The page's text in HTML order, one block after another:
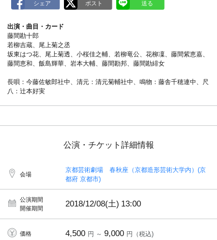
出演・曲目・カード
藤間勘十郎
若柳吉蔵、尾上菊之丞
坂東はつ花、尾上菊透、小桜佳之輔、若柳竜公、花柳凜、藤間紫恵嘉、
藤間恵和、飯島輝華、岩本大輔、藤間勘邦、藤間勘緋女
長唄：今藤佐敏郎社中、清元：清元菊輔社中、鳴物：藤舎千穂連中、尺
八：辻本好実
公演・チケット詳細情報
会場
京都芸術劇場 春秋座（京都造形芸術大学内）(京
都府 京都市)
公演期間
開催期間
2018/12/08(土) 13:00
価格 4,500 円 ～ 9,000 円（税込)